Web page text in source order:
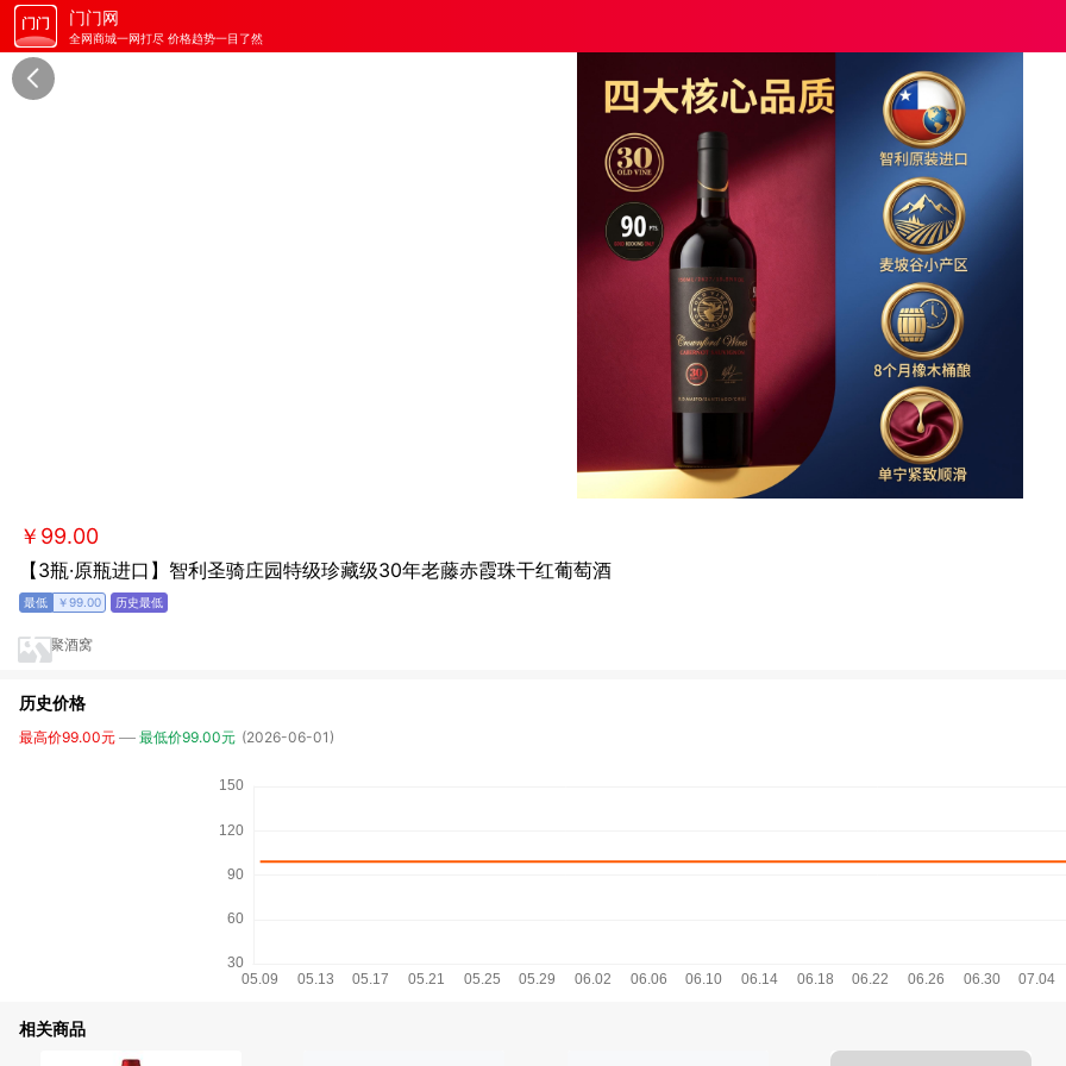
门门网
全网商城一网打尽 价格趋势一目了然
￥99.00
【3瓶·原瓶进口】智利圣骑庄园特级珍藏级30年老藤赤霞珠干红葡萄酒
￥99.00
聚酒窝
历史价格
最高价99.00元 最低价99.00元 (2026-06-01)
相关商品